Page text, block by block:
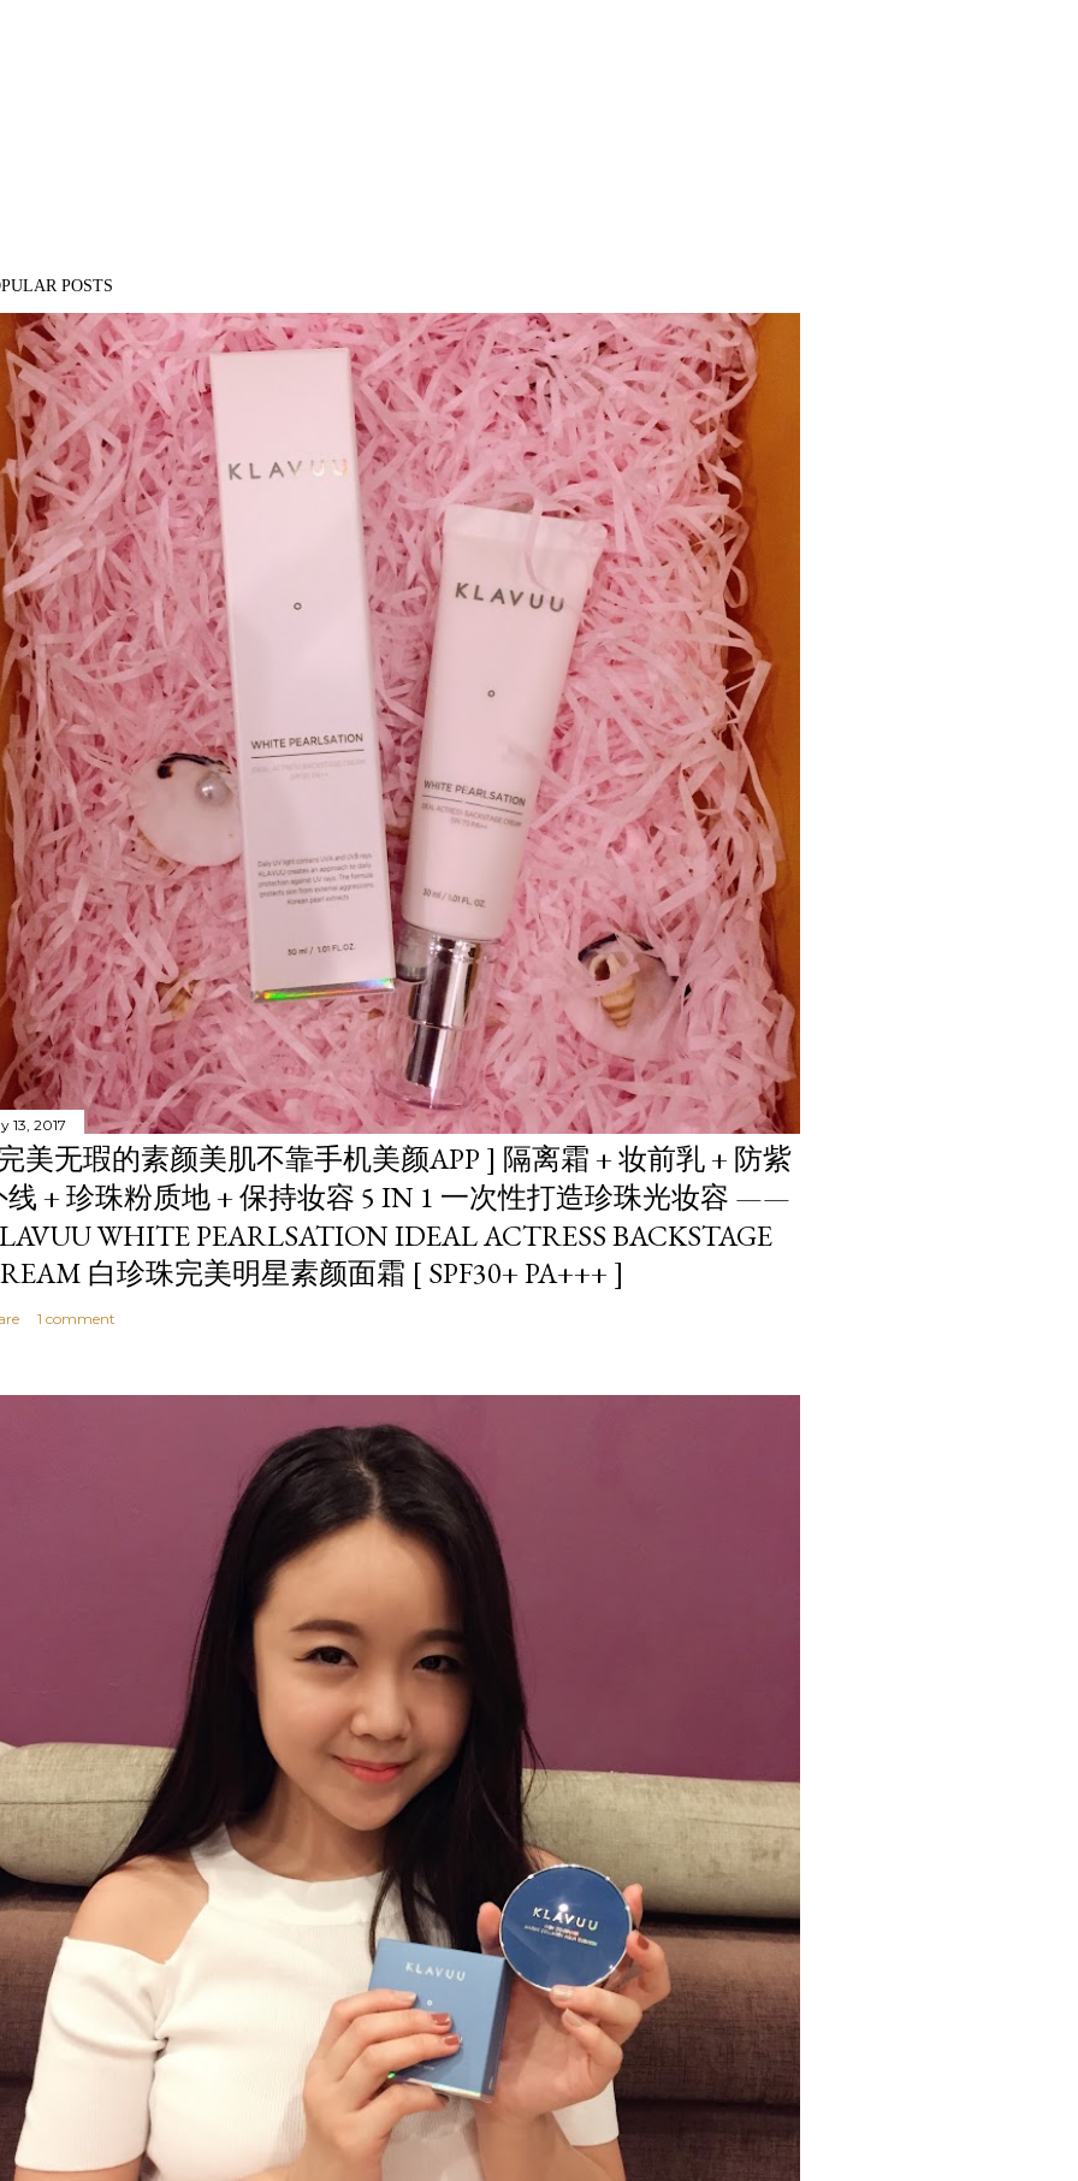
POSTS
13, 2017
美无瑕的素颜美肌不靠手机美颜APP ] 隔离霜 + 妆前乳 + 防紫
线 + 珍珠粉质地 + 保持妆容 5 IN 1 一次性打造珍珠光妆容 ——
WHITE PEARLSATION IDEAL ACTRESS BACKSTAGE
白珍珠完美明星素颜面霜 [ SPF30+ PA+++ ]
1 comment